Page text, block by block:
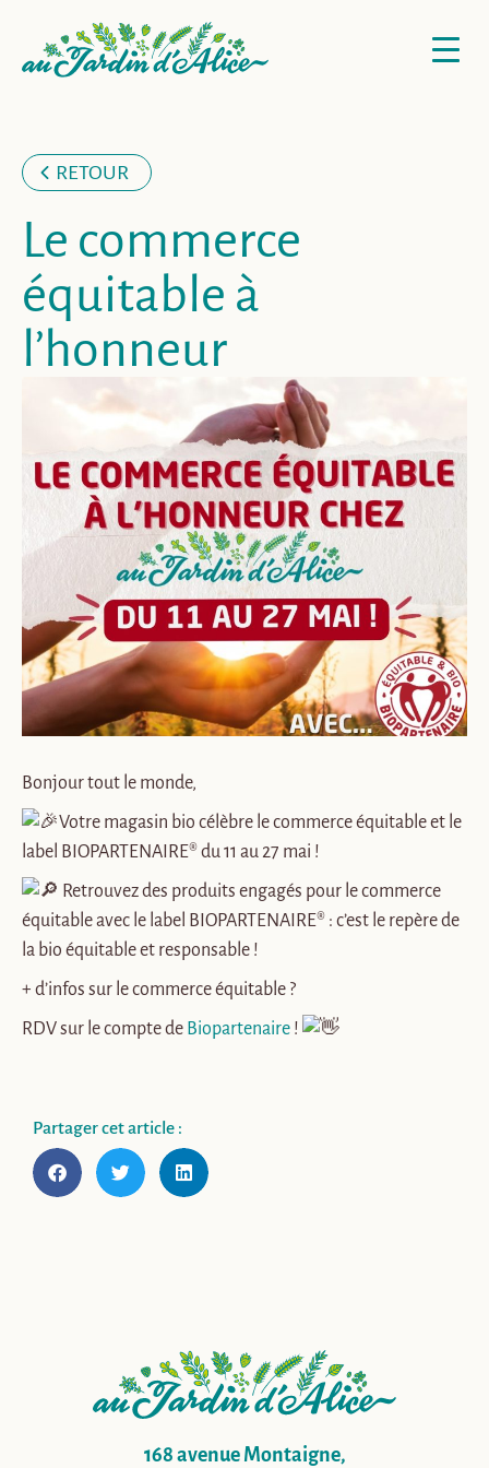
RETOUR
Le commerce
équitable à
l’honneur
Bonjour tout le monde,
Votre magasin bio célèbre le commerce équitable et le
label BIOPARTENAIRE® du 11 au 27 mai !
Retrouvez des produits engagés pour le commerce
équitable avec le label BIOPARTENAIRE® : c’est le repère de
la bio équitable et responsable !
+ d’infos sur le commerce équitable ?
RDV sur le compte de Biopartenaire !
Partager cet article :
168 avenue Montaigne,